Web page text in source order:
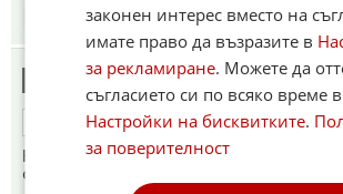
02.11.2025
Спецназ
ОТГОВОР
Нигерия е в половината под властта на
ФАКТ!
законен интерес вместо на
имате право да възразите в
за рекламиране. Можете да
съгласието си по всяко време в
Настройки на бисквитките.
за поверителност